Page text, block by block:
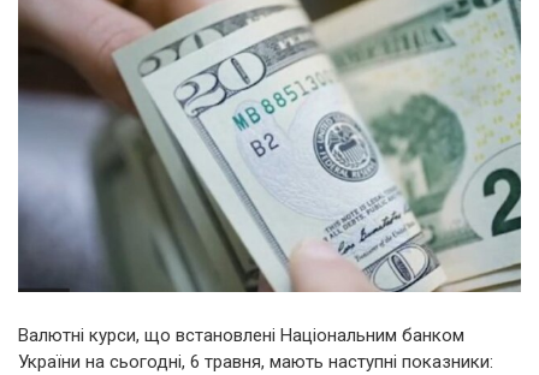
Валютні курси, що встановлені Національним банком
України на сьогодні, 6 травня, мають наступні показники: